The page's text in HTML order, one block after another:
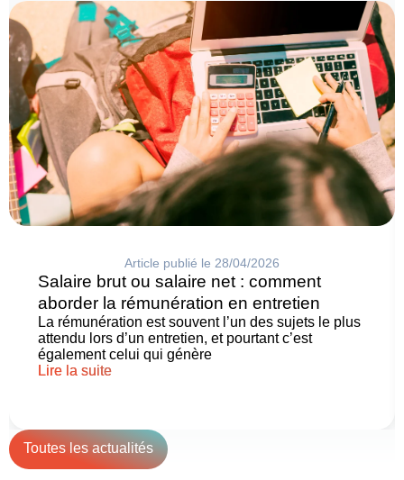
Article publié le 28/04/2026
Salaire brut ou salaire net : comment
aborder la rémunération en entretien
La rémunération est souvent l’un des sujets le plus
attendu lors d’un entretien, et pourtant c’est
également celui qui génère
Lire la suite
Toutes les actualités